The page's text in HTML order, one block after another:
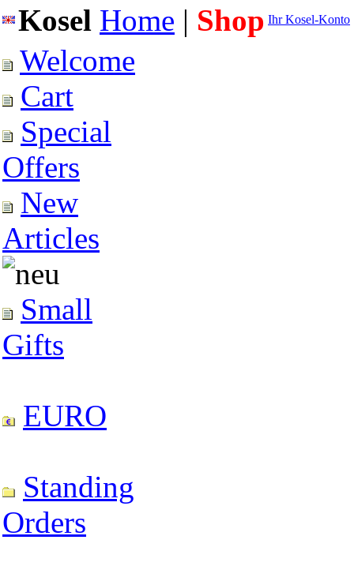
Kosel Home | Shop Ihr Kosel-Konto
Welcome
Cart
Special
Offers
New
Articles
Small
Gifts
EURO
Standing
Orders